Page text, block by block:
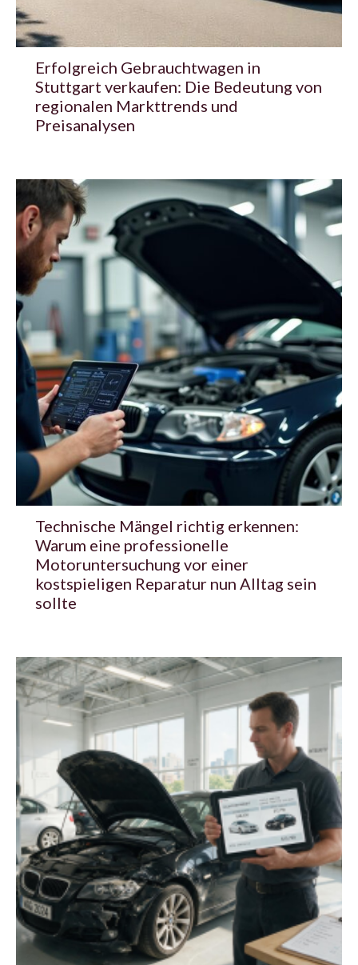
Erfolgreich Gebrauchtwagen in
Stuttgart verkaufen: Die Bedeutung von
regionalen Markttrends und
Preisanalysen
Technische Mängel richtig erkennen:
Warum eine professionelle
Motoruntersuchung vor einer
kostspieligen Reparatur nun Alltag sein
sollte